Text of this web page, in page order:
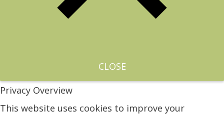
CLOSE
Privacy Overview
This website uses cookies to improve your